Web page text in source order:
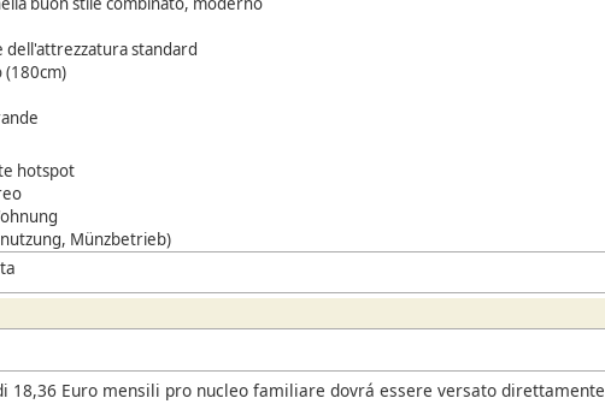
dell'attrezzatura standard
hotspot
Münzbetrieb)
18,36 Euro mensili pro nucleo familiare dovrá essere versato direttamente